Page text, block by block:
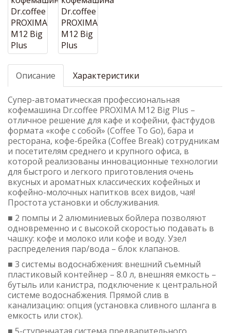
Описание Характеристики
Cупер-автоматическая профессиональная
кофемашина Dr.coffee PROXIMA M12 Big Plus –
отличное решение для кафе и кофейни, фастфудов
формата «кофе с собой» (Coffee To Go), бара и
ресторана, кофе-брейка (Coffee Break) сотрудникам
и посетителям среднего и крупного офиса, в
которой реализованы инновационные технологии
для быстрого и легкого приготовления очень
вкусных и ароматных классических кофейных и
кофейно-молочных напитков всех видов, чая!
Простота установки и обслуживания.
■ 2 помпы и 2 алюминиевых бойлера позволяют
одновременно и с высокой скоростью подавать в
чашку: кофе и молоко или кофе и воду. Узел
распределения пар/вода – блок клапанов.
■ 3 системы водоснабжения: внешний съемный
пластиковый контейнер – 8.0 л, внешняя емкость –
бутыль или канистра, подключение к центральной
системе водоснабжения. Прямой слив в
канализацию: опция (установка сливного шланга в
емкость или сток).